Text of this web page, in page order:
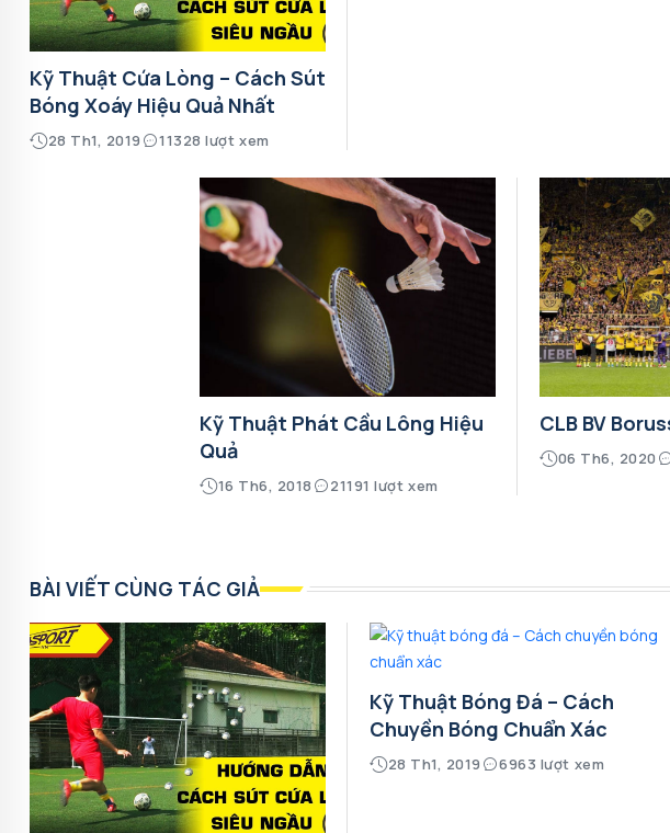
Kỹ Thuật Cứa Lòng – Cách Sút
Bóng Xoáy Hiệu Quả Nhất
28 Th1, 2019 11328 lượt xem
Kỹ Thuật Phát Cầu Lông Hiệu
Quả
16 Th6, 2018 21191 lượt xem
CLB BV
06 Th6, 2020
BÀI VIẾT CÙNG TÁC GIẢ
Kỹ Thuật Bóng Đá – Cách
Chuyền Bóng Chuẩn Xác
28 Th1, 2019 6963 lượt xem